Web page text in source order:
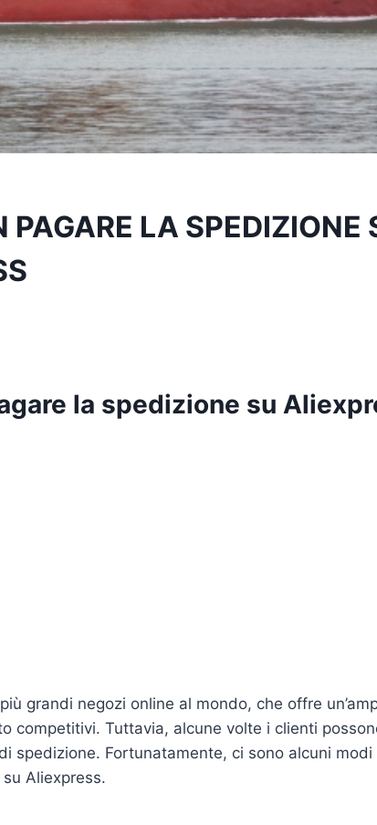
PAGARE LA SPEDIZIONE
la spedizione su
grandi negozi online al mondo, che offre
competitivi. Tuttavia, alcune volte i clienti
spedizione. Fortunatamente, ci sono alcuni
Aliexpress.